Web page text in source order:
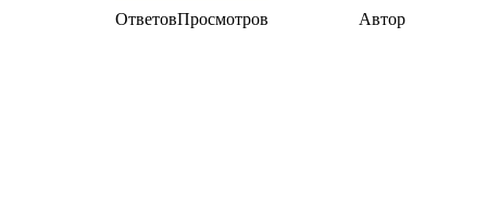
ОтветовПросмотров Автор